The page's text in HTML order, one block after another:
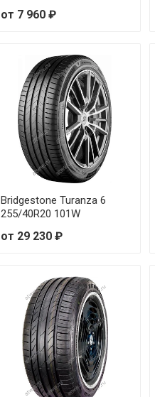
от 18 730 ₽
от 14 810 ₽
от 15 870 ₽
от 17 450 ₽
от 12 310 ₽
от 19 260 ₽
от 18 710 ₽
от 25 740 ₽
от 16 360 ₽
от 7 960 ₽
Bridgestone Turanza 6
255/40R20 101W
от 29 230 ₽